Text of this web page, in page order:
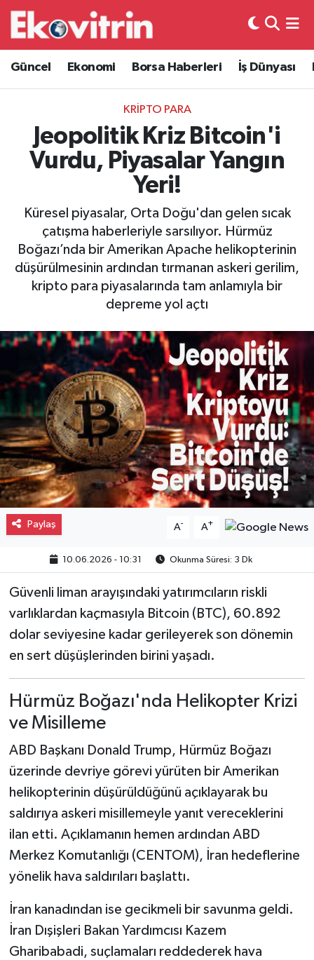
Güncel Ekonomi Borsa Haberleri İş Dünyası
KRİPTO PARA
Jeopolitik Kriz Bitcoin'i
Vurdu, Piyasalar Yangın
Yeri!
Küresel piyasalar, Orta Doğu'dan gelen sıcak
çatışma haberleriyle sarsılıyor. Hürmüz
Boğazı’nda bir Amerikan Apache helikopterinin
düşürülmesinin ardından tırmanan askeri gerilim,
kripto para piyasalarında tam anlamıyla bir
depreme yol açtı
Paylaş A- A+
10.06.2026 - 10:31 Okunma Süresi: 3 Dk
Güvenli liman arayışındaki yatırımcıların riskli
varlıklardan kaçmasıyla Bitcoin (BTC), 60.892
dolar seviyesine kadar gerileyerek son dönemin
en sert düşüşlerinden birini yaşadı.
Hürmüz Boğazı'nda Helikopter Krizi
ve Misilleme
ABD Başkanı Donald Trump, Hürmüz Boğazı
üzerinde devriye görevi yürüten bir Amerikan
helikopterinin düşürüldüğünü açıklayarak bu
saldırıya askeri misillemeyle yanıt vereceklerini
ilan etti. Açıklamanın hemen ardından ABD
Merkez Komutanlığı (CENTOM), İran hedeflerine
yönelik hava saldırıları başlattı.
İran kanadından ise gecikmeli bir savunma geldi.
İran Dışişleri Bakan Yardımcısı Kazem
Gharibabadi, suçlamaları reddederek hava
Güncel
Ekonomi
Borsa Haberleri
İş Dünyası
Otovitrin
Asayiş
Gayrimenkul
Spor
Eğitim
Hava Durumu
Trafik Durumu
Süper Lig Puan Durumu ve Fikstür
Tüm Manşetler
Son Dakika Haberleri
Haber Arşivi